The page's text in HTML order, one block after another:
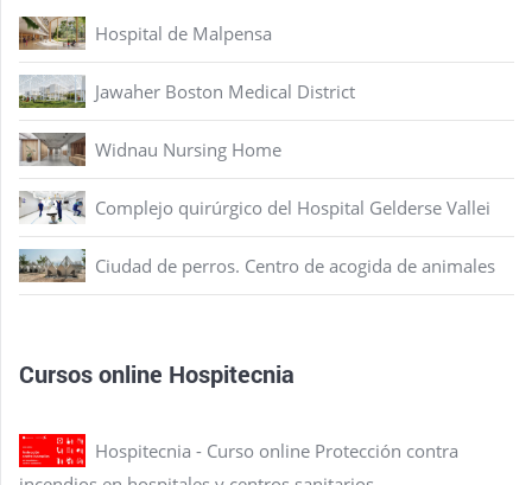
Hospital de Malpensa
Jawaher Boston Medical District
Widnau Nursing Home
Complejo quirúrgico del Hospital Gelderse Vallei
Ciudad de perros. Centro de acogida de animales
Cursos online Hospitecnia
Hospitecnia - Curso online Protección contra